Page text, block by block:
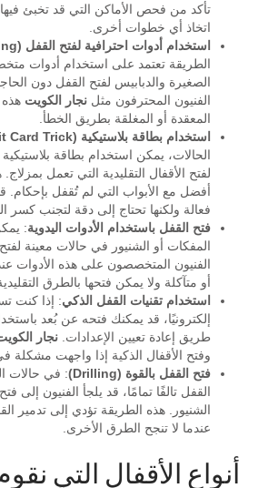
تأكد من فحص الأماكن التي قد تخبئ فيها
اتخاذ أي خطوات أخرى.
استخدام أدوات احترافية لفتح القفل (Lock Picking)
الطريقة تعتمد على استخدام أدوات
الصغيرة والدبابيس لفتح القفل دون
الفنيون المحترفون مثلنجار الكويت هذه
المعقدة أو المغلقة بطريق الخطأ.
استخدام بطاقة بلاستيكية (Credit Card Trick)
الحالات، يمكن استخدام بطاقة
لفتح الأقفال التقليدية التي تعمل
أفضل مع الأبواب التي لم تُقفل بإحكام.
فعالة ولكنها تحتاج إلى دقة لتجنب كسر
فتح القفل باستخدام الأدوات اليدوية:
المفكات أو الشنيور في حالات معينة لفتح
الفنيون المتخصصون على هذه الأدوات
أو متآكلة ولا يمكن فتحها بالطرق
استخدام تقنيات القفل الذكي: إذا كنت
إلكترونيًا، قد يمكنك فتحه عن بُعد
طريق إعادة تعيين الإعدادات.نجار
وفتح الأقفال الذكية إذا واجهت مشكلة
فتح القفل بالقوة (Drilling)
: في حالات
القفل تالفًا تمامًا، قد يلجأ الفنيون إلى
الشنيور. هذه الطريقة تؤدي إلى تدمير
عندما لا تنجح الطرق الأخرى.
أنواع الأقفال التي